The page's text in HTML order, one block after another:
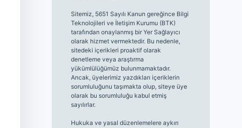
Sitemiz, 5651 Sayılı Kanun gereğince Bilgi
Teknolojileri ve İletişim Kurumu (BTK)
tarafından onaylanmış bir Yer Sağlayıcı
olarak hizmet vermektedir. Bu nedenle,
sitedeki içerikleri proaktif olarak
denetleme veya araştırma
yükümlülüğümüz bulunmamaktadır.
Ancak, üyelerimiz yazdıkları içeriklerin
sorumluluğunu taşımakta olup, siteye üye
olarak bu sorumluluğu kabul etmiş
sayılırlar.
Hukuka ve yasal düzenlemelere aykırı